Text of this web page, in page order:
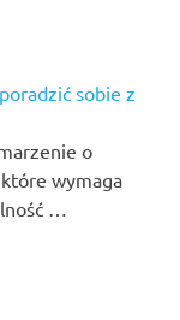
sobie z
o
wymaga
…